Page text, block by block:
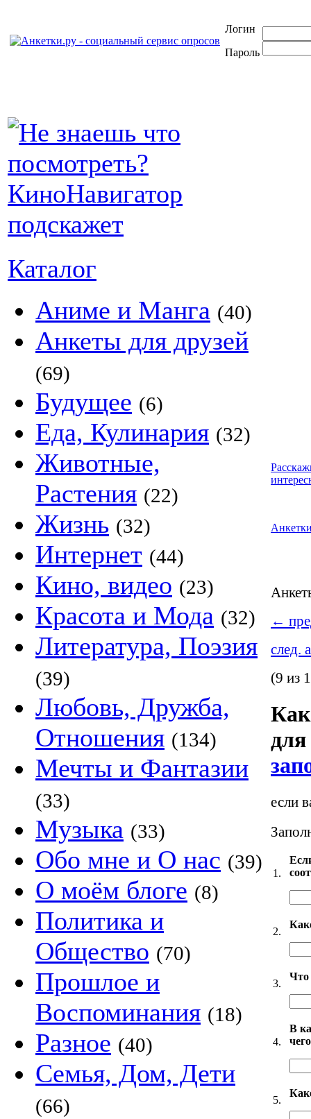
Логин
Пароль
Каталог
Аниме и Манга (40)
Анкеты для друзей
(69)
Будущее (6)
Еда, Кулинария (32)
Животные,
Растения (22)
Жизнь (32)
Интернет (44)
Кино, видео (23)
Красота и Мода (32)
Литература, Поэзия
(39)
Любовь, Дружба,
Отношения (134)
Мечты и Фантазии
(33)
Музыка (33)
Обо мне и О нас (39)
О моём блоге (8)
Политика и
Общество (70)
Прошлое и
Воспоминания (18)
Разное (40)
Семья, Дом, Дети
(66)
←
след.
(9 из
если
1.
2.
3.
Что
4.
В
5.